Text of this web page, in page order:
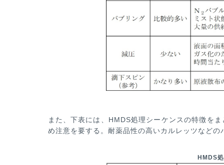
また、下表に は、HMDS処理シーケンスの特徴を
め注意を要する。耐薬品性の高いカルレッツなどの
HMDS